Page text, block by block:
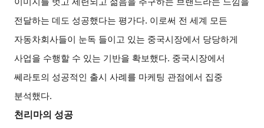
전달하는 데도 성공했다는 평가다. 이로써 전 세계 모든
자동차회사들이 눈독 들이고 있는 중국시장에서 당당하게
사업을 수행할 수 있는 기반을 확보했다. 중국시장에서
쎄라토의 성공적인 출시 사례를 마케팅 관점에서 집중
분석했다.
천리마의 성공